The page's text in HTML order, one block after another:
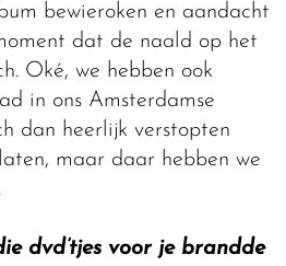
bewieroken en aandacht
dat de naald op het
Oké, we hebben ook
in ons Amsterdamse
dan heerlijk verstopten
maar daar hebben we
dvd’tjes voor je brandde